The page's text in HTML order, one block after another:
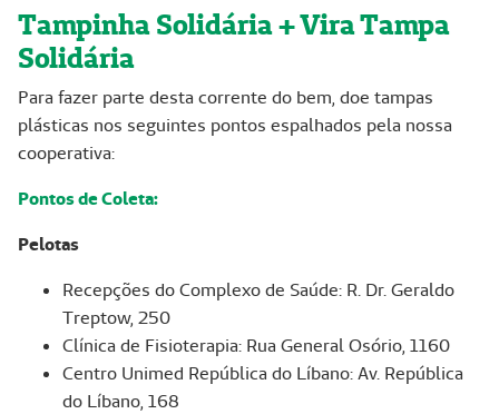
Tampinha Solidária + Vira Tampa
Solidária
Para fazer parte desta corrente do bem, doe tampas
plásticas nos seguintes pontos espalhados pela nossa
cooperativa:
Pontos de Coleta:
Pelotas
Recepções do Complexo de Saúde: R. Dr. Geraldo
Treptow, 250
Clínica de Fisioterapia: Rua General Osório, 1160
Centro Unimed República do Líbano: Av. República
do Líbano, 168